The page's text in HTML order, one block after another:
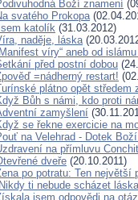
Boží znamení
svatého Prokopa
katolík (31.03.2012)
naděje, láska
víry“ aneb od
před postní dobou
=nádherný restart!
plátno opět středem
Bůh s námi, kdo proti
zamyšlení
se řekne exercicie na
na Velehrad - Dotek
na přímluvu
dveře (20.10.2011)
po potratu: Ten největší
ti nebude scházet
jsem odpovědi na